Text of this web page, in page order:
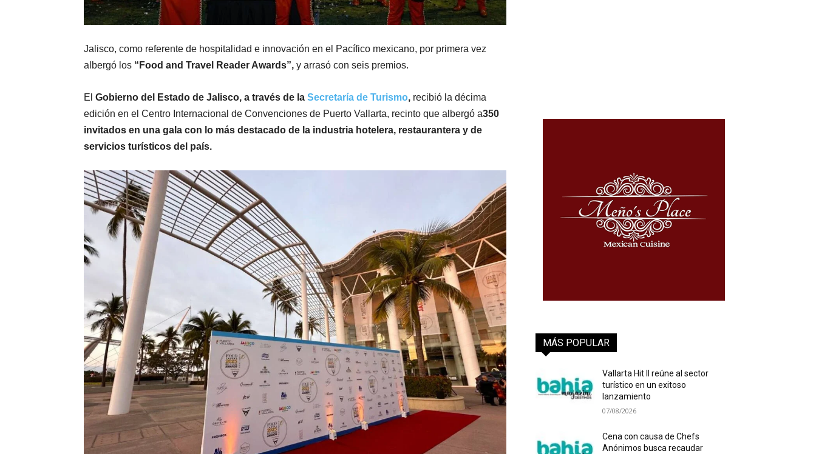
Jalisco, como referente de hospitalidad e innovación en el Pacífico mexicano, por primera vez
albergó los “Food and Travel Reader Awards”, y arrasó con seis premios.
El Gobierno del Estado de Jalisco, a través de la Secretaría de Turismo, recibió la décima
edición en el Centro Internacional de Convenciones de Puerto Vallarta, recinto que albergó a350
invitados en una gala con lo más destacado de la industria hotelera, restaurantera y de
servicios turísticos del país.
MÁS POPULAR
Vallarta Hit II reúne al sector
turístico en un exitoso
lanzamiento
07/08/2026
Cena con causa de Chefs
Anónimos busca recaudar